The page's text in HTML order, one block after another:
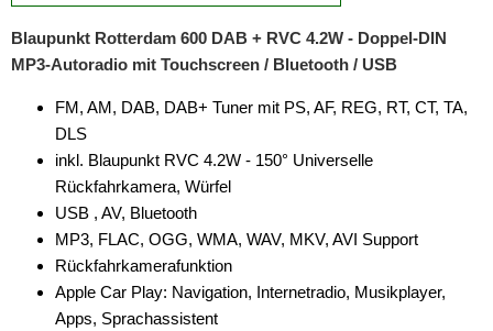
Blaupunkt Rotterdam 600 DAB + RVC 4.2W - Doppel-DIN
MP3-Autoradio mit Touchscreen / Bluetooth / USB
FM, AM, DAB, DAB+ Tuner mit PS, AF, REG, RT, CT, TA,
DLS
inkl. Blaupunkt RVC 4.2W - 150° Universelle
Rückfahrkamera, Würfel
USB , AV, Bluetooth
MP3, FLAC, OGG, WMA, WAV, MKV, AVI Support
Rückfahrkamerafunktion
Apple Car Play: Navigation, Internetradio, Musikplayer,
Apps, Sprachassistent